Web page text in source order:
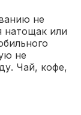
не
натощак или
не
Чай, кофе,